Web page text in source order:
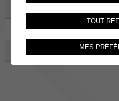
22 23 24
30 01
TOUT
MES